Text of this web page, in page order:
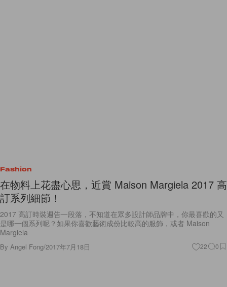
Fashion
在物料上花盡心思，近賞 Maison Margiela 2017 高
訂系列細節！
2017 高訂時裝週告一段落，不知道在眾多設計師品牌中，你最喜歡的又
是哪一個系列呢？如果你喜歡藝術成份比較高的服飾，或者 Maison
Margiela
By Angel Fong/2017年7月18日 22 0